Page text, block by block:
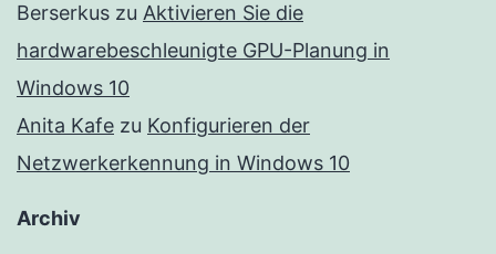
Berserkus zu Aktivieren Sie die
hardwarebeschleunigte GPU-Planung in
Windows 10
Anita Kafe zu Konfigurieren der
Netzwerkerkennung in Windows 10
Archiv